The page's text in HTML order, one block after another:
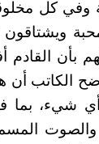
وفي كل
ويشتاقون
لهم بأن
الكاتب
شيء، بما
والصوت